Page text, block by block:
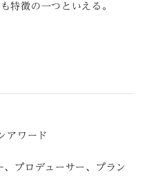
特徴の一つといえる。
アワード
プロデューサー、プラン